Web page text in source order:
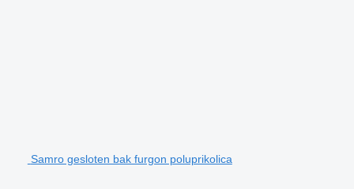
Samro gesloten bak furgon poluprikolica